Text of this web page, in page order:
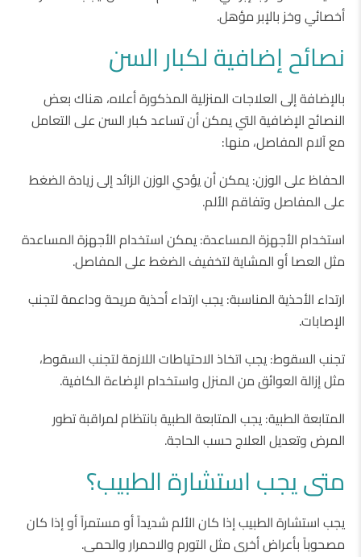
أخصائي وخز بالإبر مؤهل.
نصائح إضافية لكبار السن
بالإضافة إلى العلاجات المنزلية المذكورة أعلاه، هناك بعض
النصائح الإضافية التي يمكن أن تساعد كبار السن على التعامل
مع آلام المفاصل، منها:
الحفاظ على الوزن: يمكن أن يؤدي الوزن الزائد إلى زيادة الضغط
على المفاصل وتفاقم الألم.
استخدام الأجهزة المساعدة: يمكن استخدام الأجهزة المساعدة
مثل العصا أو المشاية لتخفيف الضغط على المفاصل.
ارتداء الأحذية المناسبة: يجب ارتداء أحذية مريحة وداعمة لتجنب
الإصابات.
تجنب السقوط: يجب اتخاذ الاحتياطات اللازمة لتجنب السقوط،
مثل إزالة العوائق من المنزل واستخدام الإضاءة الكافية.
المتابعة الطبية: يجب المتابعة الطبية بانتظام لمراقبة تطور
المرض وتعديل العلاج حسب الحاجة.
متى يجب استشارة الطبيب؟
يجب استشارة الطبيب إذا كان الألم شديداً أو مستمراً أو إذا كان
مصحوباً بأعراض أخرى مثل التورم والاحمرار والحمى.